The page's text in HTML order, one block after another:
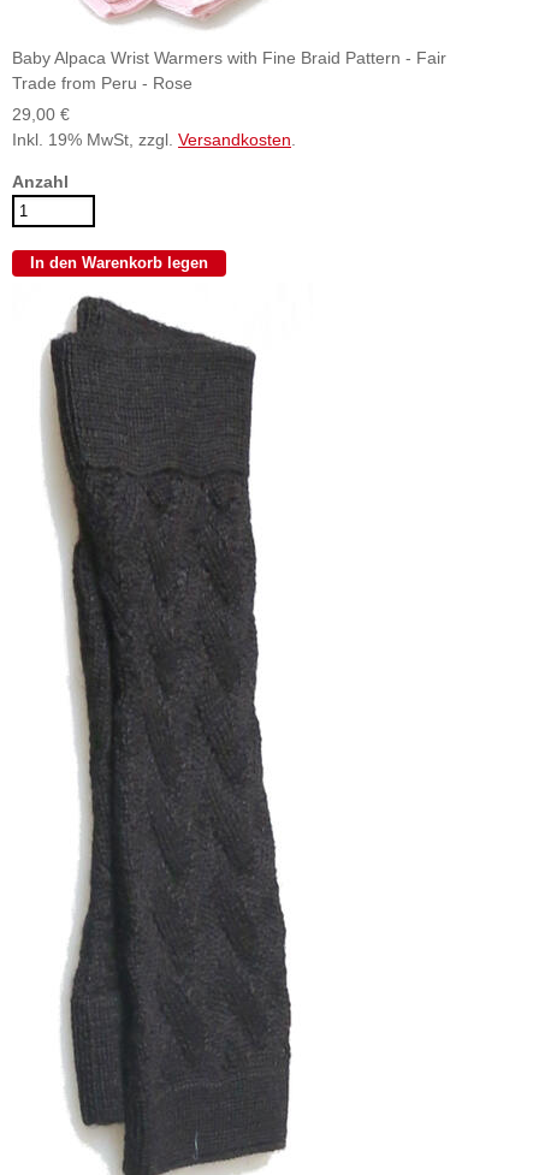
Baby Alpaca Wrist Warmers with Fine Braid Pattern - Fair
Trade from Peru - Rose
29,00 €
Inkl. 19% MwSt, zzgl. Versandkosten.
Anzahl